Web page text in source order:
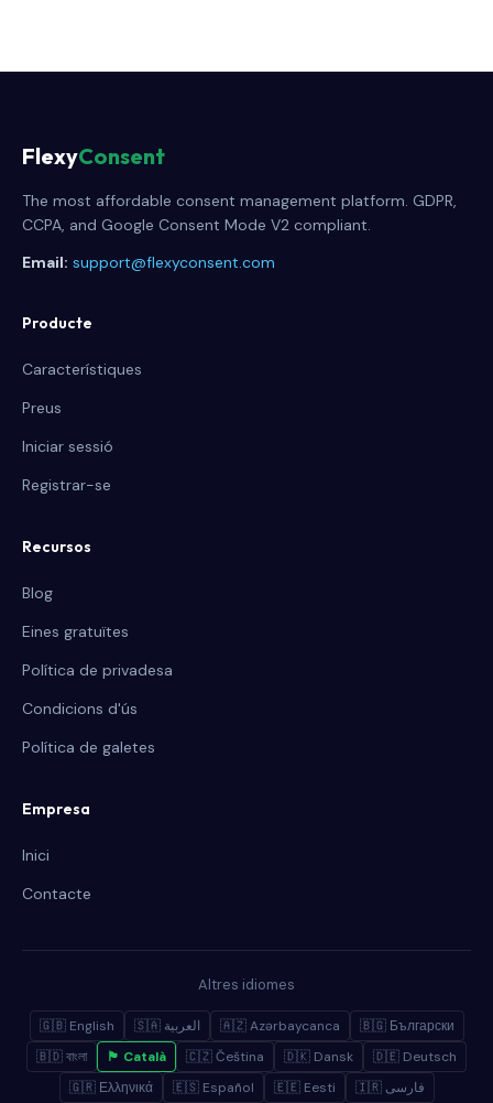
FlexyConsent
The most affordable consent management platform. GDPR,
CCPA, and Google Consent Mode V2 compliant.
Email: support@flexyconsent.com
Producte
Característiques
Preus
Iniciar sessió
Registrar-se
Recursos
Blog
Eines gratuïtes
Política de privadesa
Condicions d'ús
Política de galetes
Empresa
Inici
Contacte
Altres idiomes
🇬🇧 English 🇸🇦 العربية 🇦🇿 Azərbaycanca
🇧🇬 Български
🇧🇩 বাংলা
🏴 Català 🇨🇿 Čeština 🇩🇰 Dansk
🇩🇪 Deutsch
🇬🇷 Ελληνικά
🇪🇸 Español 🇪🇪 Eesti 🇮🇷 فارسی